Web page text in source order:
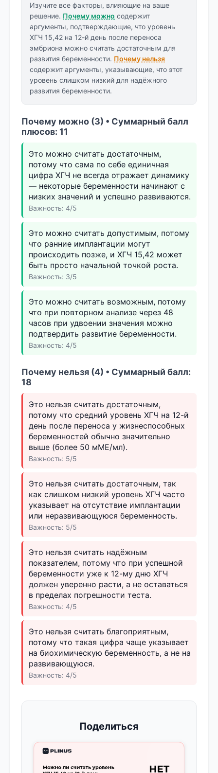
Изучите все факторы, влияющие на ваше
решение. Почему можно содержит
аргументы, подтверждающие, что уровень
ХГЧ 15,42 на 12-й день после переноса
эмбриона можно считать достаточным для
развития беременности. Почему нельзя
содержит аргументы, указывающие, что этот
уровень слишком низкий для надёжного
развития беременности.
Почему можно (3) • Суммарный балл
плюсов: 11
Это можно считать достаточным,
потому что сама по себе единичная
цифра ХГЧ не всегда отражает динамику
— некоторые беременности начинают с
низких значений и успешно развиваются.
Важность: 4/5
Это можно считать допустимым, потому
что ранние имплантации могут
происходить позже, и ХГЧ 15,42 может
быть просто начальной точкой роста.
Важность: 3/5
Это можно считать возможным, потому
что при повторном анализе через 48
часов при удвоении значения можно
подтвердить развитие беременности.
Важность: 4/5
Почему нельзя (4) • Суммарный балл:
18
Это нельзя считать достаточным,
потому что средний уровень ХГЧ на 12-й
день после переноса у жизнеспособных
беременностей обычно значительно
выше (более 50 мМЕ/мл).
Важность: 5/5
Это нельзя считать достаточным, так
как слишком низкий уровень ХГЧ часто
указывает на отсутствие имплантации
или неразвивающуюся беременность.
Важность: 5/5
Это нельзя считать надёжным
показателем, потому что при успешной
беременности уже к 12-му дню ХГЧ
должен уверенно расти, а не оставаться
в пределах погрешности теста.
Важность: 4/5
Это нельзя считать благоприятным,
потому что такая цифра чаще указывает
на биохимическую беременность, а не на
развивающуюся.
Важность: 4/5
Поделиться